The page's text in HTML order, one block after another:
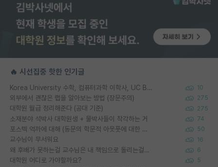
🔥 시선집중 핫한 인기글
Korea University 수학, 컴퓨터과학 이학사, UC Berkeley 산업공학 대학원 공학박사가 되는 것은 쉽지 않겠죠? 10
외부에서 괜찮은 랩을 알아보는 방법 (장문주의) 275
대학원 월급 정리해준다 (공대 기준) 275
소재분야 석박사 대학원생 + 물박사들이 착각하는 거 74
포스텍 억까에 대해 (동문의 학문적 아웃풋에 대한 반박) 50
교수님이 무서워요 16
왜 후배가 못하는걸 교수님은 내 책임으로 돌리는걸까요? 6
대학원 어디로 가야할까요? 5